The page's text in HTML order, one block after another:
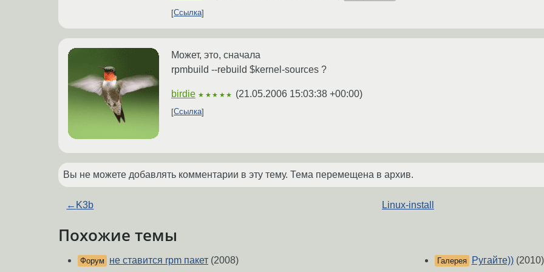
Ссылка
Может, это, сначала
rpmbuild --rebuild $kernel-sources ?
birdie ★★★★★ (21.05.2006 15:03:38 +00:00)
Ссылка
Вы не можете добавлять комментарии в эту тему. Тема перемещена в архив.
← K3b Linux-install
Похожие темы
Форум не ставится rpm пакет (2008) Галерея Ругайте))(2010)